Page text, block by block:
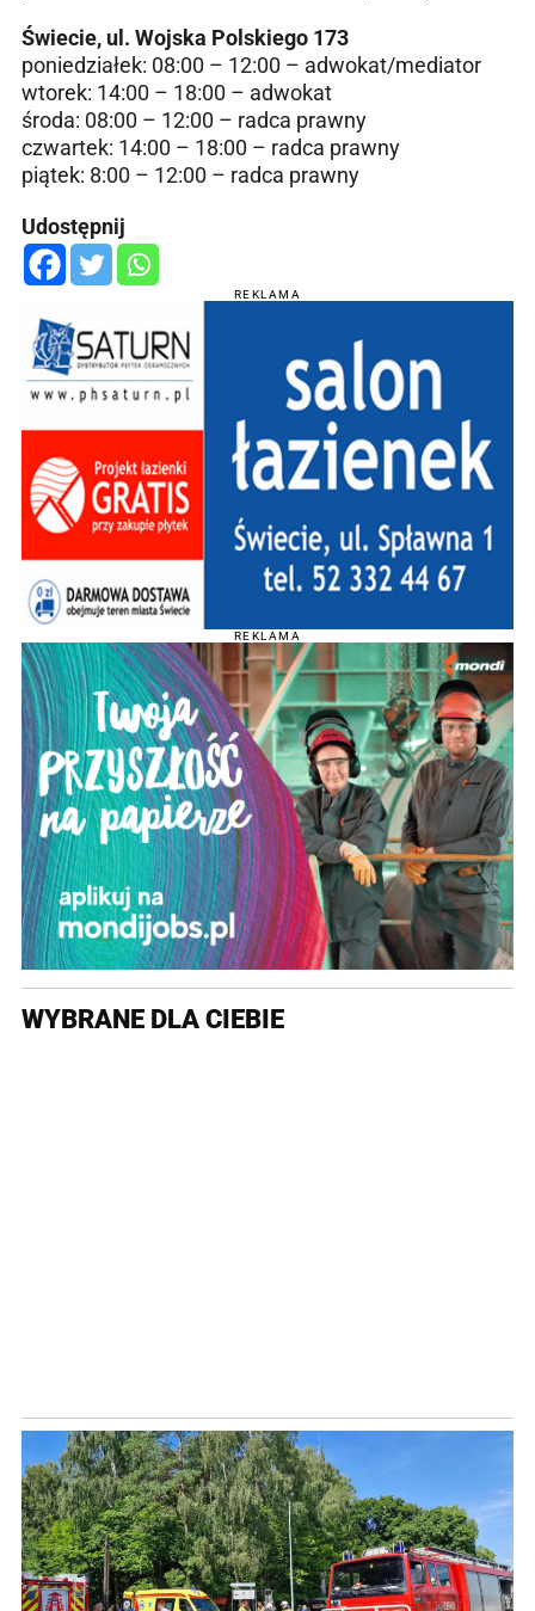
Świecie, ul. Wojska Polskiego 173
poniedziałek: 08:00 – 12:00 – adwokat/mediator
wtorek: 14:00 – 18:00 – adwokat
środa: 08:00 – 12:00 – radca prawny
czwartek: 14:00 – 18:00 – radca prawny
piątek: 8:00 – 12:00 – radca prawny
Udostępnij
REKLAMA
REKLAMA
WYBRANE DLA CIEBIE